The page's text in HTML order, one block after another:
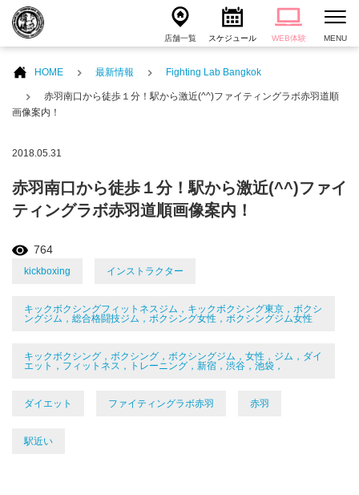
店舗一覧 スケジュール WEB体験 MENU
HOME 最新情報 Fighting Lab Bangkok
赤羽南口から徒歩１分！駅から激近(^^)ファイティングラボ赤羽道順
画像案内！
2018.05.31
赤羽南口から徒歩１分！駅から激近(^^)ファイ
ティングラボ赤羽道順画像案内！
764
kickboxing インストラクター
キックボクシングフィットネスジム，キックボクシング東京，ボクシ
ングジム，総合格闘技ジム，ボクシング女性，ボクシングジム女性
キックボクシング，ボクシング，ボクシングジム，女性，ジム，ダイ
エット，フィットネス，トレーニング，新宿，渋谷，池袋，
ダイエット ファイティングラボ赤羽 赤羽
駅近い